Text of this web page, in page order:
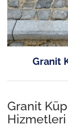
Granit
Granit
Hizmetleri